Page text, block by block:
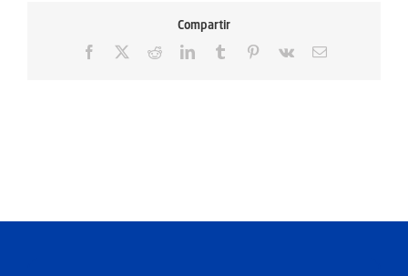
Compartir
Facebook RedditLinkedInTumblr Pinterest
Vk Email: